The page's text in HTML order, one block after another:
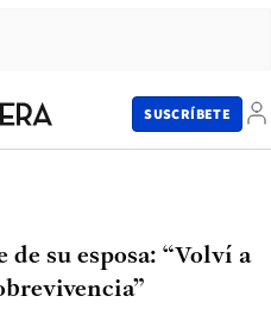
SUSCRÍBETE
de su esposa: “Volví a